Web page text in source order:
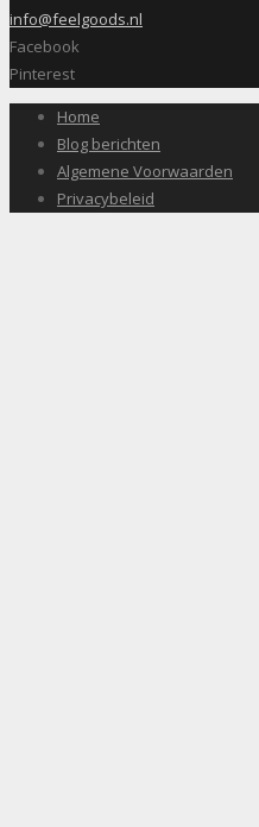
info@feelgoods.nl
Facebook
Pinterest
Home
Blog berichten
Algemene Voorwaarden
Privacybeleid